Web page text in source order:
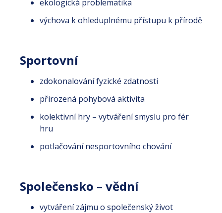
ekologická problematika
výchova k ohleduplnému přístupu k přírodě
Sportovní
zdokonalování fyzické zdatnosti
přirozená pohybová aktivita
kolektivní hry – vytváření smyslu pro fér
hru
potlačování nesportovního chování
Společensko – vědní
vytváření zájmu o společenský život